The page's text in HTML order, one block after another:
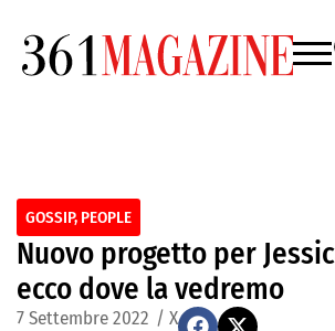
GOSSIP, PEOPLE
Nuovo progetto per
ecco dove la vedremo
7 Settembre 2022 / X